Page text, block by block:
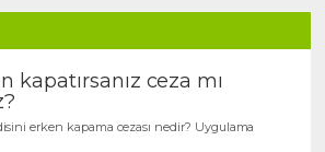
kapatırsanız ceza mı
erken kapama cezası nedir? Uygulama